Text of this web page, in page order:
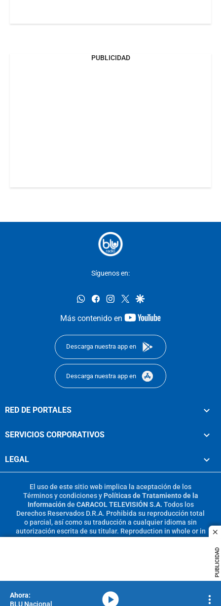
PUBLICIDAD
PUBLICIDAD
Síguenos en:
whatsappfacebookinstagram
twittergoogle
Más contenido en
youtube-
Descarga nuestra app en
Descarga nuestra app en
RED DE PORTALES
SERVICIOS CORPORATIVOS
LEGAL
El uso de este sitio web implica la aceptación de los
Términos y condicionesy Políticas de Tratamiento de la
Información de CARACOL TELEVISIÓN S.A. Todos los
Derechos Reservados D.R.A. Prohibida su reproducción total
o parcial, así como su traducción a cualquier idioma sin
autorización escrita de su titular. Reproduction in whole or in
BLU Nacional